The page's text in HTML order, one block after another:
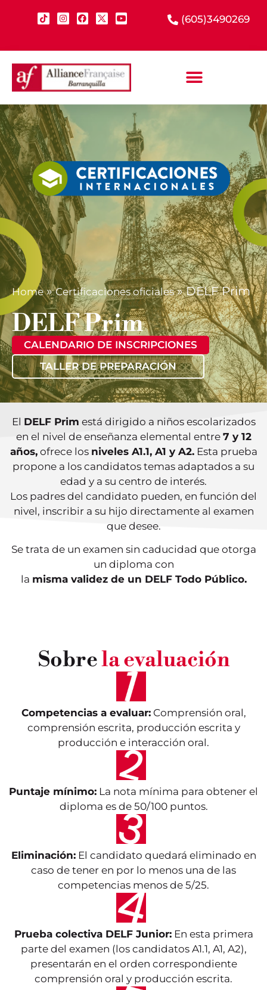
(605)3490269
Home»Certificaciones oficiales»DELF Prim
DELF Prim
CALENDARIO DE INSCRIPCIONES
TALLER DE PREPARACIÓN
El DELF Prim está dirigido a niños escolarizados
en el nivel de enseñanza elemental entre 7 y 12
años,ofrece los niveles A1.1, A1 y A2.Esta prueba
propone a los candidatos temas adaptados a su
edad y a su centro de interés.
Los padres del candidato pueden, en función del
nivel, inscribir a su hijo directamente al examen
que desee.
Se trata de un examen sin caducidad que otorga
un diploma con
la misma validez de un DELF Todo Público.
Sobrela evaluación
Competencias a evaluar:Comprensión oral,
comprensión escrita, producción escrita y
producción e interacción oral.
Puntaje mínimo: La nota mínima para obtener el
diploma es de 50/100 puntos.
Eliminación:El candidato quedará eliminado en
caso de tener en por lo menos una de las
competencias menos de 5/25.
Prueba colectiva DELF Junior:En esta primera
parte del examen (los candidatos A1.1, A1, A2),
presentarán en el orden correspondiente
comprensión oral y producción escrita.